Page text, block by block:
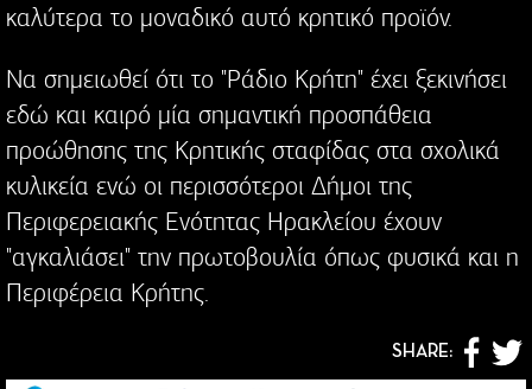
καλύτερα το μοναδικό αυτό κρητικό προϊόν.
Να σημειωθεί ότι το "Ράδιο Κρήτη" έχει ξεκινήσει
εδώ και καιρό μία σημαντική προσπάθεια
προώθησης της Κρητικής σταφίδας στα σχολικά
κυλικεία ενώ οι περισσότεροι Δήμοι της
Περιφερειακής Ενότητας Ηρακλείου έχουν
"αγκαλιάσει" την πρωτοβουλία όπως φυσικά και η
Περιφέρεια Κρήτης.
SHARE: